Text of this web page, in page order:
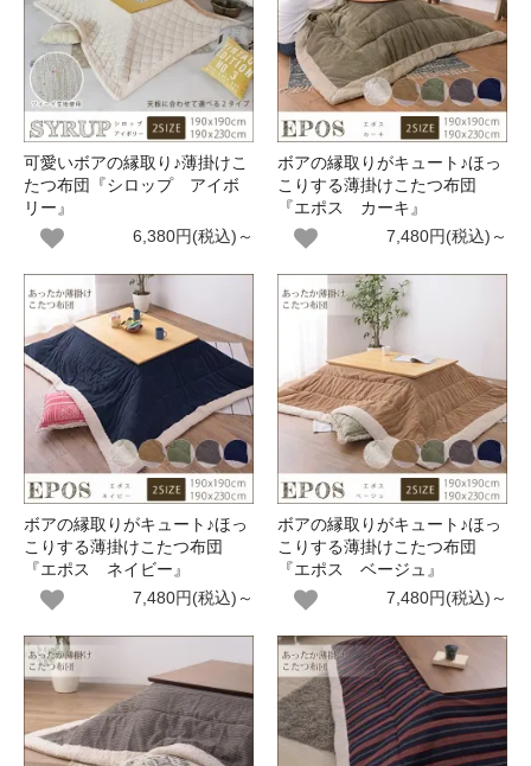
可愛いボアの縁取り♪薄掛けこ
たつ布団『シロップ アイボ
リー』
6,380円(税込)～
ボアの縁取りがキュート♪ほっ
こりする薄掛けこたつ布団
『エポス カーキ』
7,480円(税込)～
ボアの縁取りがキュート♪ほっ
こりする薄掛けこたつ布団
『エポス ネイビー』
7,480円(税込)～
ボアの縁取りがキュート♪ほっ
こりする薄掛けこたつ布団
『エポス ベージュ』
7,480円(税込)～